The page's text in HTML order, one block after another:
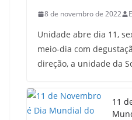
8 de novembro de 2022
Unidade abre dia 11,
meio-dia com
direção, a unidade da
11